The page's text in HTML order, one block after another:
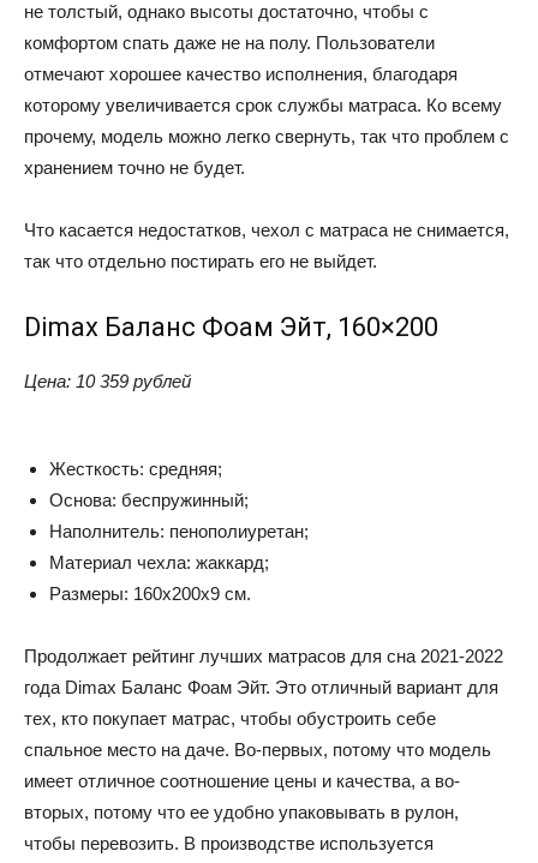
не толстый, однако высоты достаточно, чтобы с
комфортом спать даже не на полу. Пользователи
отмечают хорошее качество исполнения, благодаря
которому увеличивается срок службы матраса. Ко всему
прочему, модель можно легко свернуть, так что проблем с
хранением точно не будет.
Что касается недостатков, чехол с матраса не снимается,
так что отдельно постирать его не выйдет.
Dimax Баланс Фоам Эйт, 160×200
Цена: 10 359 рублей
Жесткость: средняя;
Основа: беспружинный;
Наполнитель: пенополиуретан;
Материал чехла: жаккард;
Размеры: 160x200x9 см.
Продолжает рейтинг лучших матрасов для сна 2021-2022
года Dimax Баланс Фоам Эйт. Это отличный вариант для
тех, кто покупает матрас, чтобы обустроить себе
спальное место на даче. Во-первых, потому что модель
имеет отличное соотношение цены и качества, а во-
вторых, потому что ее удобно упаковывать в рулон,
чтобы перевозить. В производстве используется